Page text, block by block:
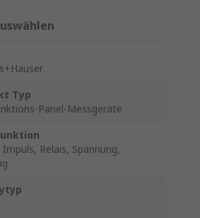
Typ
Panel-Messgeräte
Relais, Spannung,